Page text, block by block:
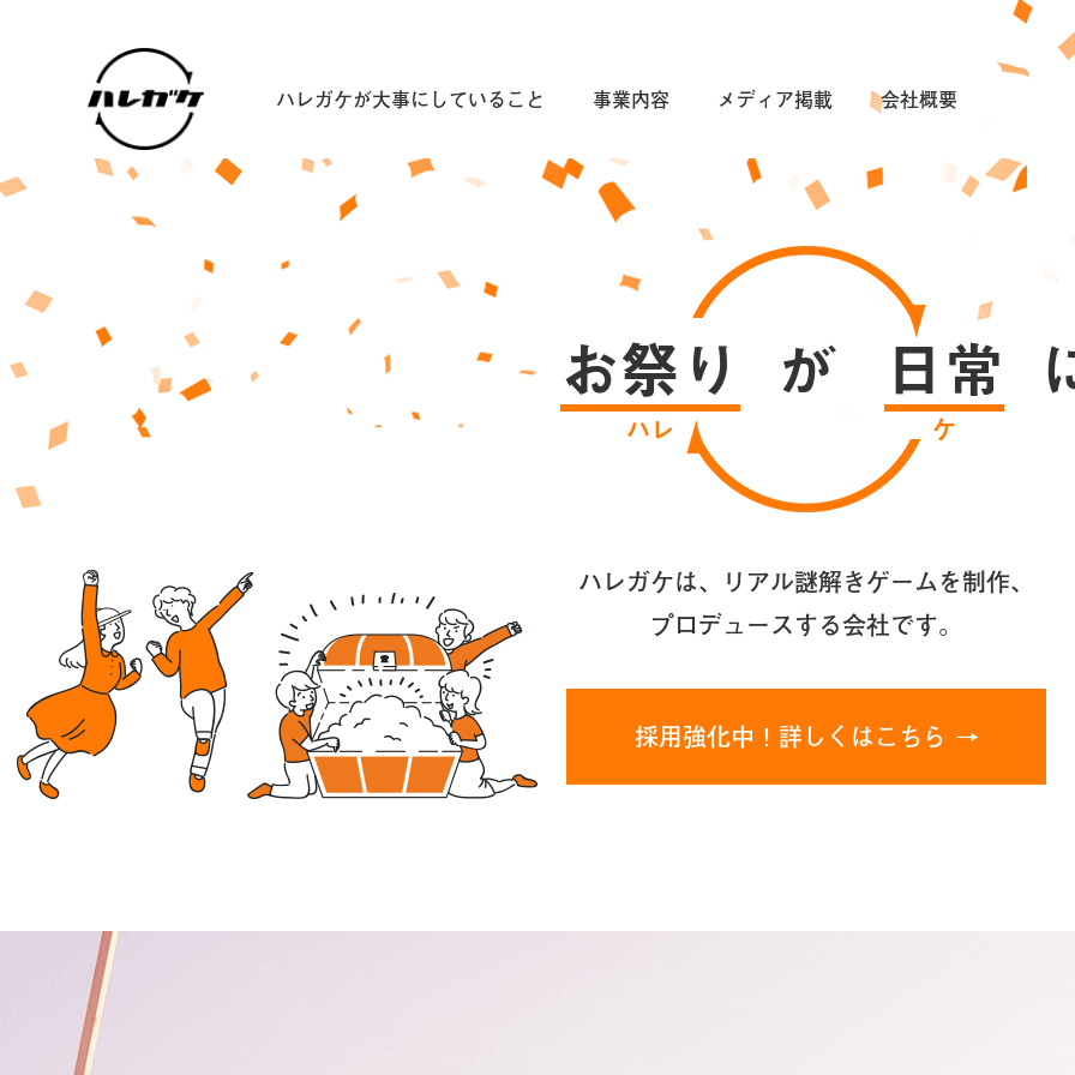
ハレガケが大事にしていること 事業内容 メディア掲載 会社概要
お祭り が 日常
ハレ ケ
ハレガケは、リアル謎解きゲームを制作、
プロデュースする会社です。
採用強化中！詳しくはこちら →